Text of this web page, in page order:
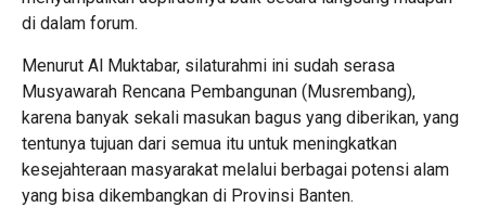
di dalam forum.
Menurut Al Muktabar, silaturahmi ini sudah serasa
Musyawarah Rencana Pembangunan (Musrembang),
karena banyak sekali masukan bagus yang diberikan, yang
tentunya tujuan dari semua itu untuk meningkatkan
kesejahteraan masyarakat melalui berbagai potensi alam
yang bisa dikembangkan di Provinsi Banten.